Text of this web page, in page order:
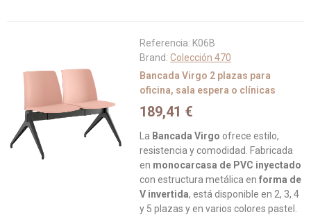
Referencia: K06B
Brand:Colección 470
Bancada Virgo 2 plazas para
oficina, sala espera o clínicas
189,41 €
La Bancada Virgo ofrece estilo,
resistencia y comodidad. Fabricada
en monocarcasa de PVC inyectado
con estructura metálica enforma de
V invertida, está disponible en 2, 3, 4
y 5 plazas y en varios colores pastel.